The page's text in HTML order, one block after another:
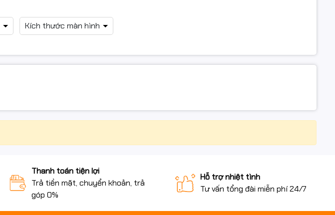
Kích thước màn hình
Thanh toán tiện lợi
Trả tiền mặt, chuyển khoản, trả
góp 0%
Hỗ trợ nhiệt tình
Tư vấn tổng đài miễn phí 24/7